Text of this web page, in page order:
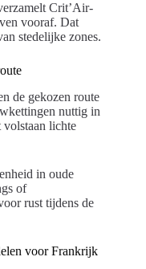
Crit’Air-
vooraf. Dat
stedelijke zones.
de gekozen route
nuttig in
volstaan lichte
in oude
of
rust tijdens de
voor Frankrijk